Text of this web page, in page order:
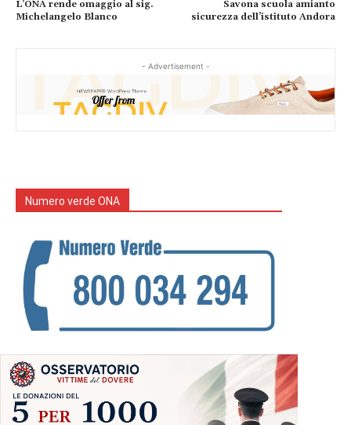
L’ONA rende omaggio al sig.
Michelangelo Blanco
Savona scuola amianto
sicurezza dell’istituto Andora
- Advertisement -
Numero verde ONA